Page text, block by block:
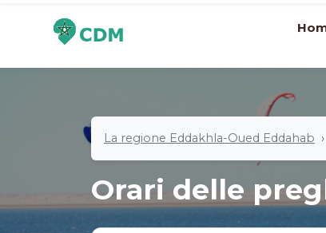
La regione Eddakhla-Oued Eddahab
Orari delle